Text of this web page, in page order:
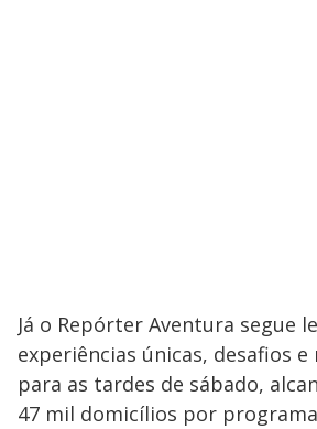
Já o Repórter Aventura segue
experiências únicas, desafios
para as tardes de sábado,
47 mil domicílios por